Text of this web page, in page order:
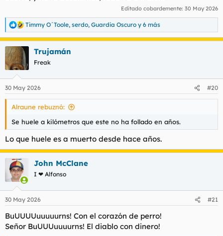
Editado cobardemente: 30 May 2026
R
e
a
c
c
i
e
s
Timmy O´Toole, serdo, Guardia Oscuro y 6 más
Trujamán
Freak
30 May 2026 #20
Alraune rebuznó:
Se huele a kilómetros que este no ha follado en años.
Lo que huele es a muerto desde hace años.
John McClane
I ❤ Alfonso
30 May 2026 #21
BuUUUUuuuuurns! Con el corazón de perro!
Señor BuUUUuuuurns! El diablo con dinero!